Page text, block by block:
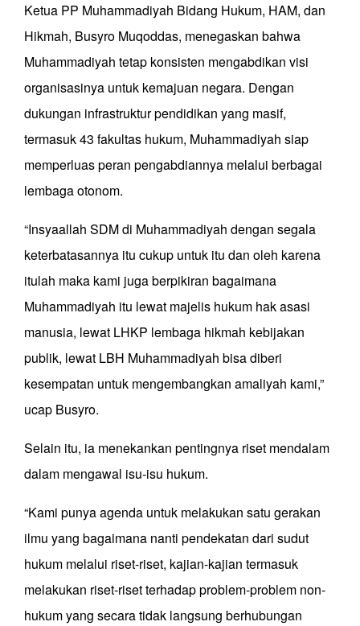
Ketua PP Muhammadiyah Bidang Hukum, HAM, dan
Hikmah, Busyro Muqoddas, menegaskan bahwa
Muhammadiyah tetap konsisten mengabdikan visi
organisasinya untuk kemajuan negara. Dengan
dukungan infrastruktur pendidikan yang masif,
termasuk 43 fakultas hukum, Muhammadiyah siap
memperluas peran pengabdiannya melalui berbagai
lembaga otonom.
“Insyaallah SDM di Muhammadiyah dengan segala
keterbatasannya itu cukup untuk itu dan oleh karena
itulah maka kami juga berpikiran bagaimana
Muhammadiyah itu lewat majelis hukum hak asasi
manusia, lewat LHKP lembaga hikmah kebijakan
publik, lewat LBH Muhammadiyah bisa diberi
kesempatan untuk mengembangkan amaliyah kami,”
ucap Busyro.
Selain itu, ia menekankan pentingnya riset mendalam
dalam mengawal isu-isu hukum.
“Kami punya agenda untuk melakukan satu gerakan
ilmu yang bagaimana nanti pendekatan dari sudut
hukum melalui riset-riset, kajian-kajian termasuk
melakukan riset-riset terhadap problem-problem non-
hukum yang secara tidak langsung berhubungan